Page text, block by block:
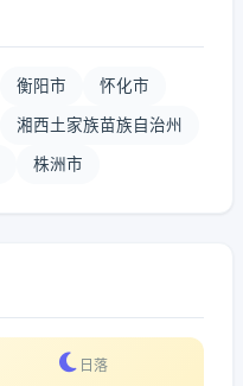
衡阳市 怀化市
湘西土家族苗族自治州
株洲市
日落